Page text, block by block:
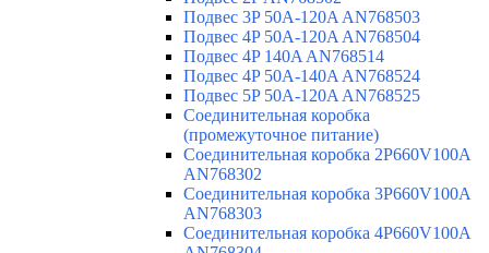
Подвес 3P 50A-120A AN768503
Подвес 4P 50A-120A AN768504
Подвес 4P 140A AN768514
Подвес 4P 50A-140A AN768524
Подвес 5P 50A-120A AN768525
Соединительная коробка
(промежуточное питание)
Соединительная коробка 2P660V100A
AN768302
Соединительная коробка 3P660V100A
AN768303
Соединительная коробка 4P660V100A